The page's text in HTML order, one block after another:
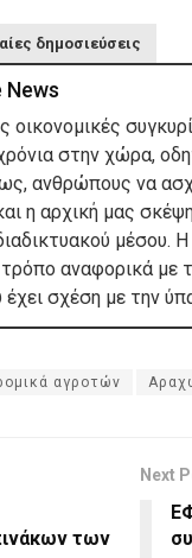
δημοσιεύσεις
οικονομικές
στην χώρα,
ανθρώπους να
η αρχική μας
μέσου.
αναφορικά με
έχει σχέση με την
αγροτών
των
Next